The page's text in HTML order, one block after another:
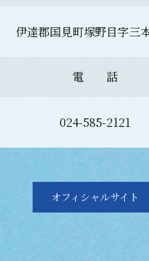
伊達郡国見町塚野目字三
電 話
024-585-2121
オフィシャルサイト